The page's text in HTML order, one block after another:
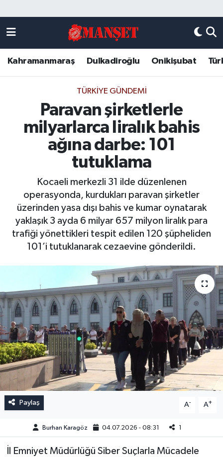
Kahramanmaraş Dulkadiroğlu Onikişubat
TÜRKIYE GÜNDEMI
Paravan şirketlerle
milyarlarca liralık bahis
ağına darbe: 101
tutuklama
Kocaeli merkezli 31 ilde düzenlenen
operasyonda, kurdukları paravan şirketler
üzerinden yasa dışı bahis ve kumar oynatarak
yaklaşık 3 ayda 6 milyar 657 milyon liralık para
trafiği yönettikleri tespit edilen 120 şüpheliden
101’i tutuklanarak cezaevine gönderildi.
Paylaş A- A+
Burhan Karagöz 04.07.2026 - 08:31 1
İl Emniyet Müdürlüğü Siber Suçlarla Mücadele
DULKADİROĞLU
KAHRAMANMARAŞ
ONİKİŞUBAT
ÖZEL HABER
Kahramanmaraş Nöbetçi Eczaneler
Kahramanmaraş Hava Durumu
Kahramanmaraş Trafik Yoğunluk Haritası
Süper Lig Puan Durumu ve Fikstür
Tüm Manşetler
Son Dakika Haberleri
Haber Arşivi